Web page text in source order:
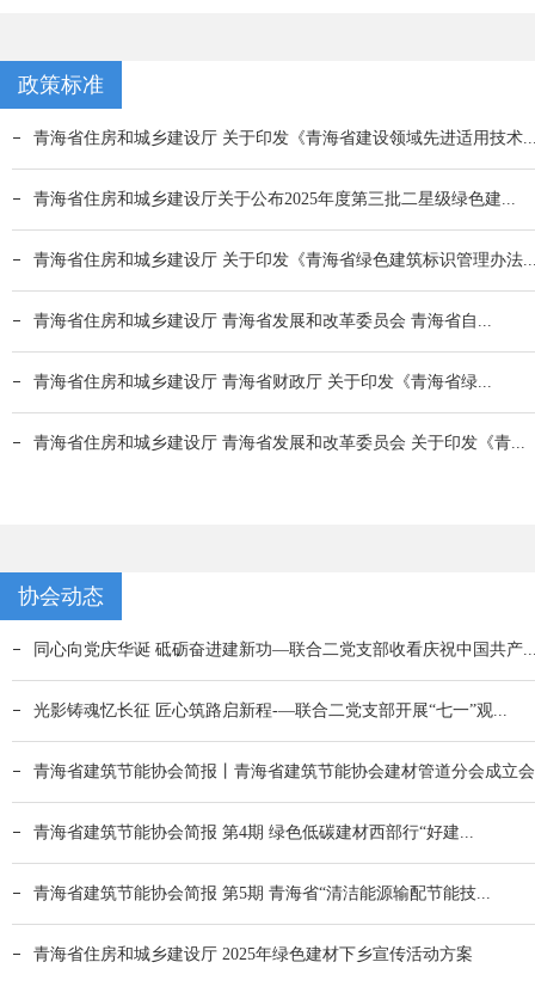
政策标准
青海省住房和城乡建设厅 关于印发《青海省建设领域先进适用技术
青海省住房和城乡建设厅关于公布2025年度第三批二星级绿色建...
青海省住房和城乡建设厅 关于印发《青海省绿色建筑标识管理办法
青海省住房和城乡建设厅 青海省发展和改革委员会 青海省自...
青海省住房和城乡建设厅 青海省财政厅 关于印发《青海省绿...
青海省住房和城乡建设厅 青海省发展和改革委员会 关于印发《青...
协会动态
同心向党庆华诞 砥砺奋进建新功—联合二党支部收看庆祝中国共产
光影铸魂忆长征 匠心筑路启新程-—联合二党支部开展“七一”观...
青海省建筑节能协会简报丨青海省建筑节能协会建材管道分会成立
青海省建筑节能协会简报 第4期 绿色低碳建材西部行“好建...
青海省建筑节能协会简报 第5期 青海省“清洁能源输配节能技...
青海省住房和城乡建设厅 2025年绿色建材下乡宣传活动方案